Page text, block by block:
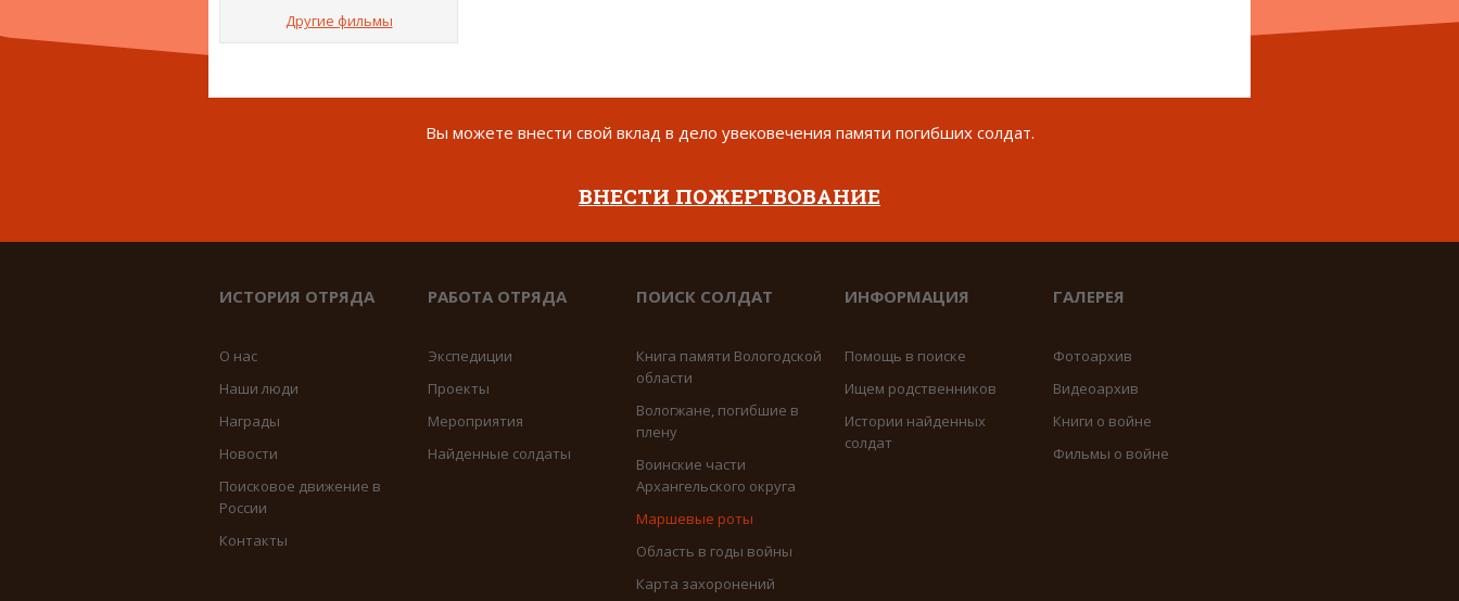
Другие фильмы
Вы можете внести свой вклад в дело увековечения памяти погибших солдат.
ВНЕСТИ ПОЖЕРТВОВАНИЕ
ИСТОРИЯ ОТРЯДА
О нас
Наши люди
Награды
Новости
Поисковое движение в
России
Контакты
РАБОТА ОТРЯДА
Экспедиции
Проекты
Мероприятия
Найденные солдаты
ПОИСК СОЛДАТ
Книга памяти Вологодской
области
Вологжане, погибшие в
плену
Воинские части
Архангельского округа
Маршевые роты
Область в годы войны
Карта захоронений
ИНФОРМАЦИЯ
Помощь в поиске
Ищем родственников
Истории найденных
солдат
ГАЛЕРЕЯ
Фотоархив
Видеоархив
Книги о войне
Фильмы о войне